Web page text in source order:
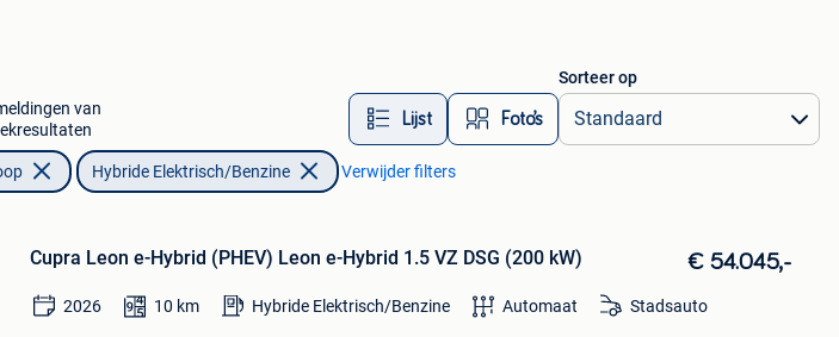
van
Lijst Foto’s
Sorteer op
Hybride Elektrisch/Benzine Verwijder filters
Cupra Leon e-Hybrid (PHEV) Leon e-Hybrid 1.5 VZ DSG (200 kW) € 54.045,-
2026 10 km Hybride Elektrisch/Benzine Automaat Stadsauto